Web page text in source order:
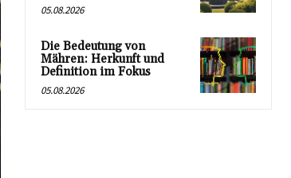
05.08.2026
Die Bedeutung von
Mähren: Herkunft und
Definition im Fokus
05.08.2026